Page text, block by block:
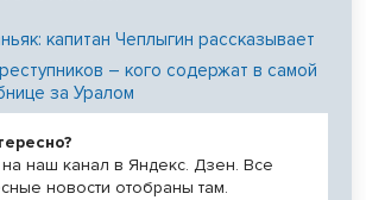
капитан Чеплыгин рассказывает
– кого содержат в самой
за Уралом
наш канал в Яндекс. Дзен. Все
новости отобраны там.